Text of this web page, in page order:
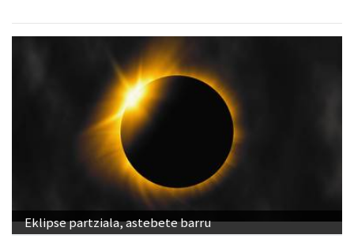
Eklipse partziala, astebete barru